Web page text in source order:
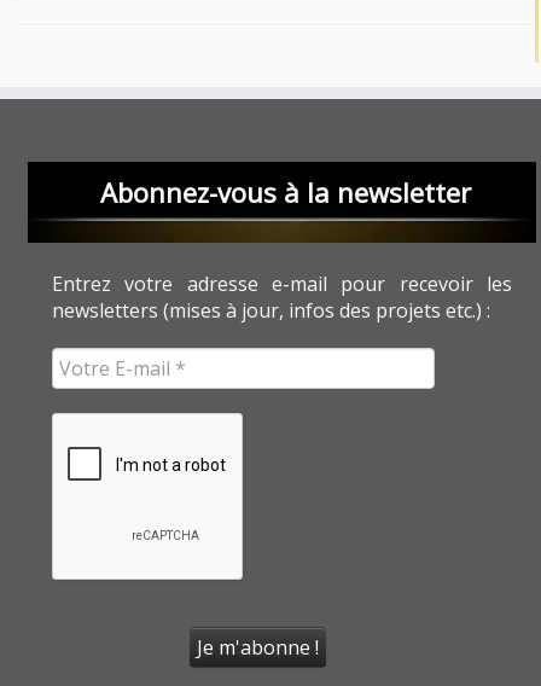
Abonnez-vous à la newsletter
Entrez votre adresse e-mail pour recevoir les
newsletters (mises à jour, infos des projets etc.) :